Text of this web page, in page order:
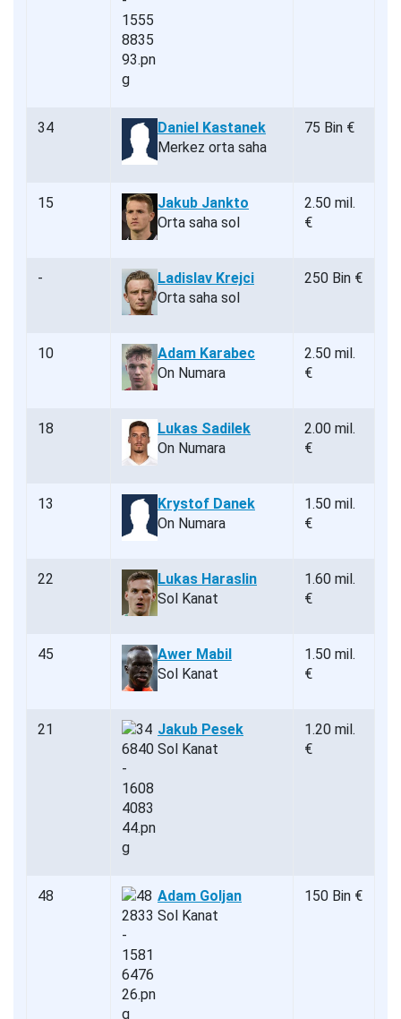
34
Daniel Kastanek
Merkez orta saha
75 Bin €
15
Jakub Jankto
Orta saha sol
2.50 mil.
€
-
Ladislav Krejci
Orta saha sol
250 Bin €
10
Adam Karabec
On Numara
2.50 mil.
€
18
Lukas Sadilek
On Numara
2.00 mil.
€
13
Krystof Danek
On Numara
1.50 mil.
€
22
Lukas Haraslin
Sol Kanat
1.60 mil.
€
45
Awer Mabil
Sol Kanat
1.50 mil.
€
21
Jakub Pesek
Sol Kanat
1.20 mil.
€
48
Adam Goljan
Sol Kanat
150 Bin €